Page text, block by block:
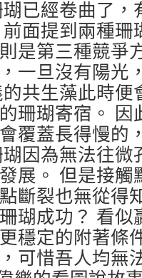
已經卷曲了
面提到兩種
是第三種競爭
一旦沒有陽光
共生藻此時
珊瑚寄宿。
覆蓋長得慢的
因為無法往微
展。 但是接
斷裂也無從得
瑚成功？ 看
穩定的附著條
可惜吾人均無